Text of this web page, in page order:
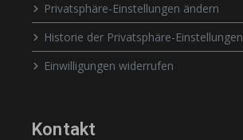
Privatsphäre-Einstellungen ändern
Historie der Privatsphäre-Einstellungen
Einwilligungen widerrufen
Kontakt